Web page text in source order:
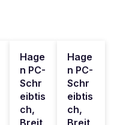
Hage
n PC-
Schr
eibtis
ch,
Hage
n PC-
Schr
eibtis
ch,